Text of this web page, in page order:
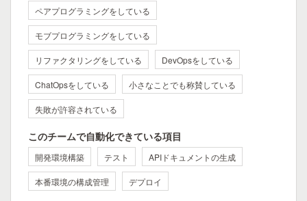
ペアプログラミングをしている
モブプログラミングをしている
リファクタリングをしている DevOpsをしている
ChatOpsをしている 小さなことでも称賛している
失敗が許容されている
このチームで自動化できている項目
開発環境構築 テスト APIドキュメントの生成
本番環境の構成管理 デプロイ